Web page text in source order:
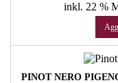
inkl. 22 %
PINOT NERO